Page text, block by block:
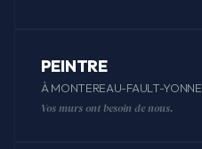
PEINTRE
À MONTEREAU-FAULT-YONNE
Vos murs ont besoin de nous.